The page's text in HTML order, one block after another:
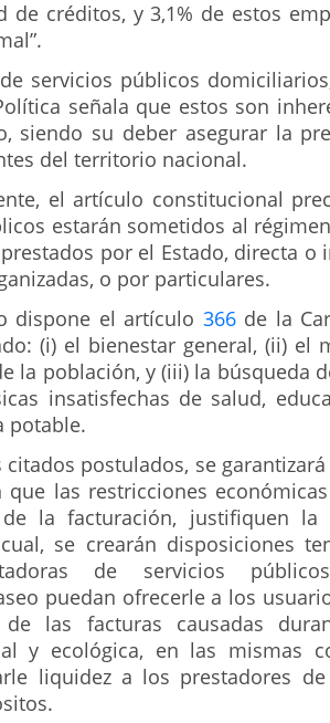
de créditos, y 3,1% de estos
servicios públicos
señala que estos son
siendo su deber asegurar la
del territorio nacional.
el artículo constitucional
estarán sometidos al
por el Estado, directa o
o por particulares.
dispone el artículo 366de la
(i) el bienestar general, (ii) el
la población, y (iii) la búsqueda
insatisfechas de salud,
potable.
citados postulados, se
que las restricciones
la facturación, justifiquen la
se crearán disposiciones
de servicios
puedan ofrecerle a los
las facturas causadas
y ecológica, en las mismas
liquidez a los prestadores